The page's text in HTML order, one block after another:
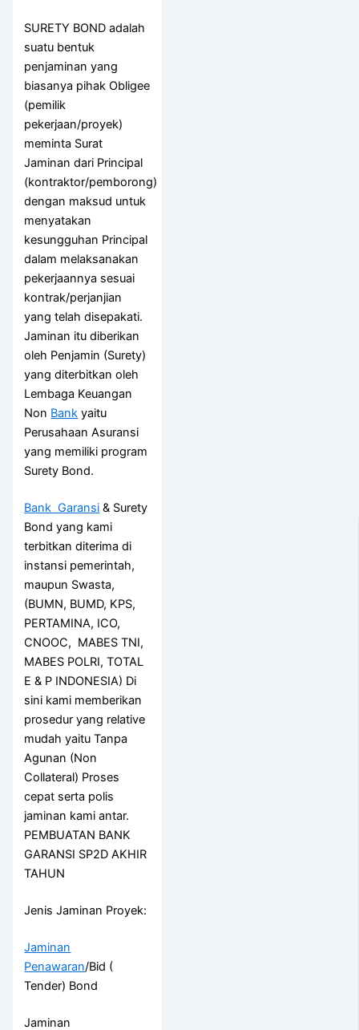
SURETY BOND adalah
suatu bentuk
penjaminan yang
biasanya pihak Obligee
(pemilik
pekerjaan/proyek)
meminta Surat
Jaminan dari Principal
(kontraktor/pemborong)
dengan maksud untuk
menyatakan
kesungguhan Principal
dalam melaksanakan
pekerjaannya sesuai
kontrak/perjanjian
yang telah disepakati.
Jaminan itu diberikan
oleh Penjamin (Surety)
yang diterbitkan oleh
Lembaga Keuangan
Non Bank yaitu
Perusahaan Asuransi
yang memiliki program
Surety Bond.
Bank Garansi & Surety
Bond yang kami
terbitkan diterima di
instansi pemerintah,
maupun Swasta,
(BUMN, BUMD, KPS,
PERTAMINA, ICO,
CNOOC, MABES TNI,
MABES POLRI, TOTAL
E & P INDONESIA) Di
sini kami memberikan
prosedur yang relative
mudah yaitu Tanpa
Agunan (Non
Collateral) Proses
cepat serta polis
jaminan kami antar.
PEMBUATAN BANK
GARANSI SP2D AKHIR
TAHUN
Jenis Jaminan Proyek:
Jaminan
Penawaran/Bid (
Tender) Bond
Jaminan